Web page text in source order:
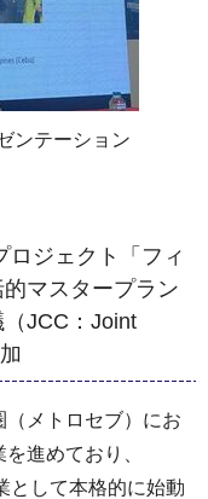
ンテーション
ロジェクト「フィ
マスタープラン
JCC：Joint
メトロセブ）にお
進めており、
として本格的に始動